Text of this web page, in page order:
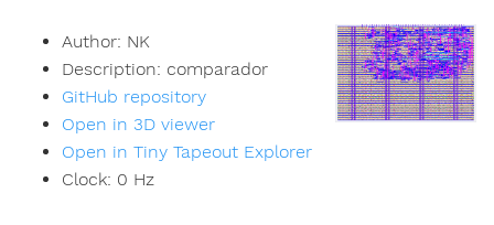
Author: NK
Description: comparador
GitHub repository
Open in 3D viewer
Open in Tiny Tapeout Explorer
Clock: 0 Hz